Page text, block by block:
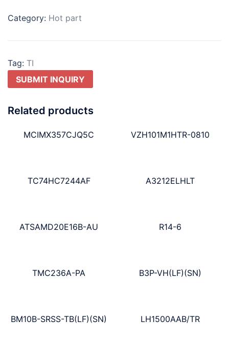
Category: Hot part
Tag: TI
SUBMIT INQUIRY
Related products
MCIMX357CJQ5C VZH101M1HTR-0810
TC74HC7244AF A3212ELHLT
ATSAMD20E16B-AU R14-6
TMC236A-PA B3P-VH(LF)(SN)
BM10B-SRSS-TB(LF)(SN) LH1500AAB/TR